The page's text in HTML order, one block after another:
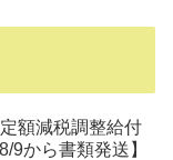
額減税調整給付
9から書類発送】